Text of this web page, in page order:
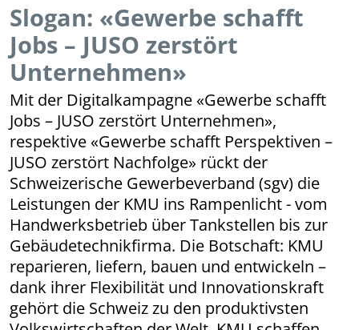
Slogan: «Gewerbe schafft
Jobs – JUSO zerstört
Unternehmen»
Mit der Digitalkampagne «Gewerbe schafft
Jobs – JUSO zerstört Unternehmen»,
respektive «Gewerbe schafft Perspektiven –
JUSO zerstört Nachfolge» rückt der
Schweizerische Gewerbeverband (sgv) die
Leistungen der KMU ins Rampenlicht - vom
Handwerksbetrieb über Tankstellen bis zur
Gebäudetechnikfirma. Die Botschaft: KMU
reparieren, liefern, bauen und entwickeln –
dank ihrer Flexibilität und Innovationskraft
gehört die Schweiz zu den produktivsten